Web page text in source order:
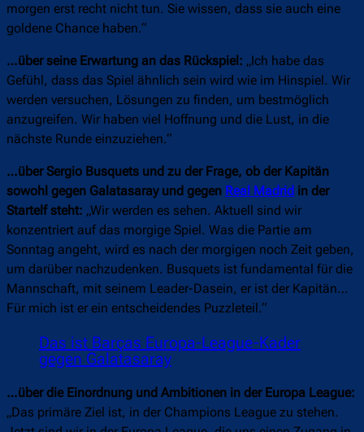
morgen erst recht nicht tun. Sie wissen, dass sie auch eine
goldene Chance haben.“
…über seine Erwartung an das Rückspiel: „Ich habe das
Gefühl, dass das Spiel ähnlich sein wird wie im Hinspiel. Wir
werden versuchen, Lösungen zu finden, um bestmöglich
anzugreifen. Wir haben viel Hoffnung und die Lust, in die
nächste Runde einzuziehen.“
…über Sergio Busquets und zu der Frage, ob der Kapitän
sowohl gegen Galatasaray und gegen Real Madrid in der
Startelf steht: „Wir werden es sehen. Aktuell sind wir
konzentriert auf das morgige Spiel. Was die Partie am
Sonntag angeht, wird es nach der morgigen noch Zeit geben,
um darüber nachzudenken. Busquets ist fundamental für die
Mannschaft, mit seinem Leader-Dasein, er ist der Kapitän…
Für mich ist er ein entscheidendes Puzzleteil.“
Das ist Barças Europa-League-Kader
gegen Galatasaray
…über die Einordnung und Ambitionen in der Europa League:
„Das primäre Ziel ist, in der Champions League zu stehen.